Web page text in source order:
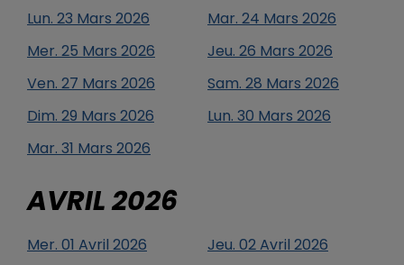
Lun. 23 Mars 2026 Mar. 24 Mars 2026
Mer. 25 Mars 2026 Jeu. 26 Mars 2026
Ven. 27 Mars 2026 Sam. 28 Mars 2026
Dim. 29 Mars 2026 Lun. 30 Mars 2026
Mar. 31 Mars 2026
AVRIL2026
Mer. 01 Avril 2026 Jeu. 02Avril 2026